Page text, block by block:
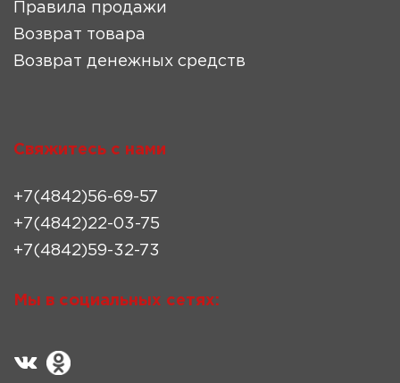
Правила продажи
Возврат товара
Возврат денежных средств
Свяжитесь с нами
+7(4842)56-69-57
+7(4842)22-03-75
+7(4842)59-32-73
Мы в социальных сетях: